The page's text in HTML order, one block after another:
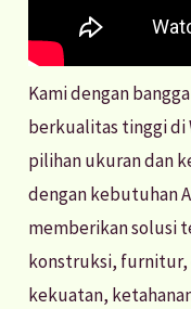
Kami dengan
berkualitas tinggi di
pilihan ukuran dan
dengan kebutuhan
memberikan solusi
konstruksi, furnitur,
kekuatan,